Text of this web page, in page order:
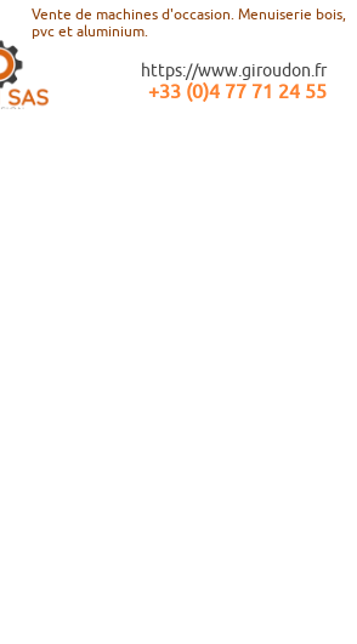
Vente de machines d'occasion. Menuiserie bois,
pvc et aluminium.
https://www.giroudon.fr
+33 (0)4 77 71 24 55